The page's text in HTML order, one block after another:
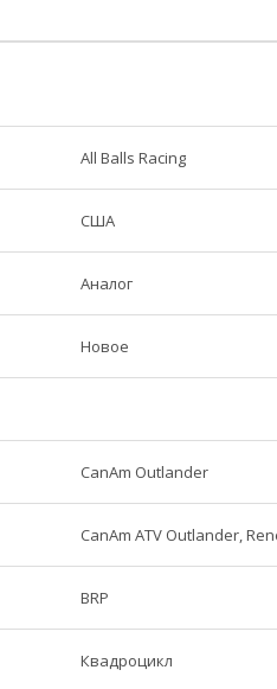
All Balls Racing
США
Аналог
Новое
CanAm Outlander
CanAm ATV Outlander,
BRP
Квадроцикл